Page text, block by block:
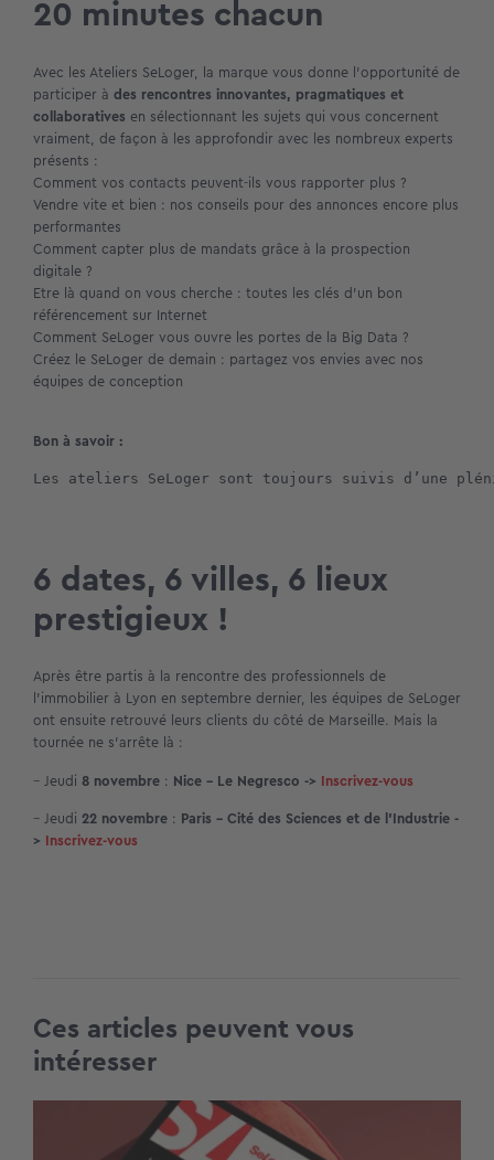
20 minutes chacun
Avec les Ateliers SeLoger, la marque vous donne l’opportunité de
participer à des rencontres innovantes, pragmatiques et
collaboratives en sélectionnant les sujets qui vous concernent
vraiment, de façon à les approfondir avec les nombreux experts
présents :
Comment vos contacts peuvent-ils vous rapporter plus ?
Vendre vite et bien : nos conseils pour des annonces encore plus
performantes
Comment capter plus de mandats grâce à la prospection
digitale ?
Etre là quand on vous cherche : toutes les clés d’un bon
référencement sur Internet
Comment SeLoger vous ouvre les portes de la Big Data ?
Créez le SeLoger de demain : partagez vos envies avec nos
équipes de conception
Bon à savoir :
Les ateliers SeLoger sont toujours suivis d’une
6 dates, 6 villes, 6 lieux
prestigieux !
Après être partis à la rencontre des professionnels de
l’immobilier à Lyon en septembre dernier, les équipes de SeLoger
ont ensuite retrouvé leurs clients du côté de Marseille. Mais la
tournée ne s’arrête là :
– Jeudi 8 novembre : Nice – Le Negresco -> Inscrivez-vous
– Jeudi 22 novembre : Paris – Cité des Sciences et de l’Industrie -
> Inscrivez-vous
Ces articles peuvent vous
intéresser